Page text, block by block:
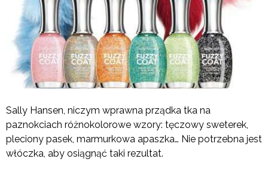
Sally Hansen, niczym wprawna prządka tka na
paznokciach różnokolorowe wzory: tęczowy sweterek,
pleciony pasek, marmurkowa apaszka… Nie potrzebna jest
włóczka, aby osiągnąć taki rezultat.